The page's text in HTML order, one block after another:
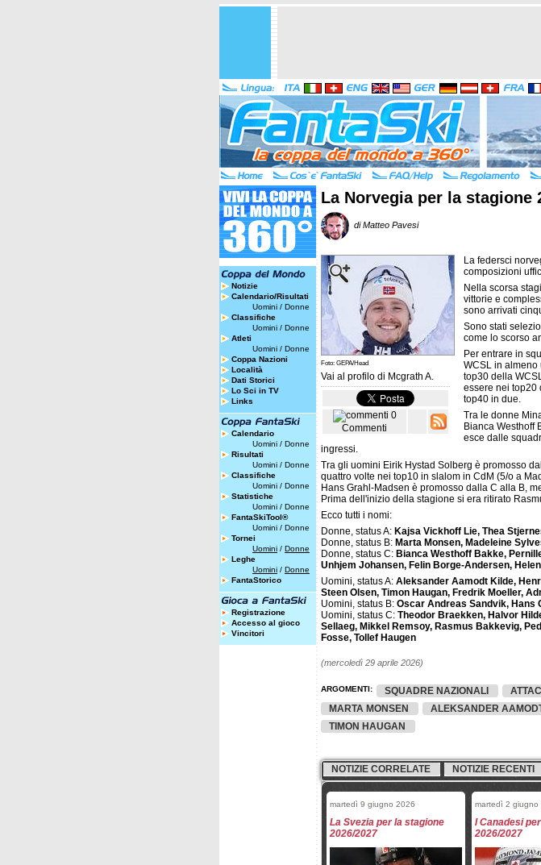
Notizie
Calendario/Risultati
Uomini / Donne
Classifiche
Uomini / Donne
Atleti
Uomini / Donne
Coppa Nazioni
Località
Dati Storici
Lo Sci in TV
Links
Calendario
Uomini / Donne
Risultati
Uomini / Donne
Classifiche
Uomini / Donne
Statistiche
Uomini / Donne
FantaSkiTool®
Uomini / Donne
Tornei
Uomini / Donne
Leghe
Uomini / Donne
FantaStorico
Registrazione
Accesso al gioco
Vincitori
La Norvegia per la stagione
di Matteo Pavesi
Foto: GEPA/Head
Vai al profilo di Mcgrath A.
0
Commenti
La federsci
composizioni
Nella scorsa
vittorie e
sono arrivati
Sono stati
come lo scorso
Per entrare in
WCSL in almeno
top30 della
essere nei top20
top40 in due.
Tra le donne
Bianca Westhoff
esce dalle
ingressi.
Tra gli uomini Eirik Hystad Solberg è promosso
quattro volte nei top10 in slalom in CdM (5/o a
Hans Grahl-Madsen è promosso dalla C alla B,
Prima dell'inizio della stagione si era ritirato
Ecco tutti i nomi:
Donne, status A: Kajsa Vickhoff Lie, Thea
Donne, status B: Marta Monsen, Madeleine
Donne, status C: Bianca Westhoff Bakke,
Unhjem Johansen, Felin Borge-Andersen,
Uomini, status A: Aleksander Aamodt Kilde,
Steen Olsen, Timon Haugan, Fredrik Moeller,
Uomini, status B: Oscar Andreas Sandvik, Hans
Uomini, status C: Theodor Braekken, Halvor
Sellaeg, Mikkel Remsoy, Rasmus Bakkevig,
Fosse, Tollef Haugen
(mercoledì 29 aprile 2026)
ARGOMENTI: SQUADRE NAZIONALI
MARTA MONSEN
ALEKSANDER
TIMON HAUGAN
NOTIZIE CORRELATE NOTIZIE RECENTI
martedì 9 giugno 2026
La Svezia per la stagione
2026/2027
martedì 2 giugno
I Canadesi
2026/2027